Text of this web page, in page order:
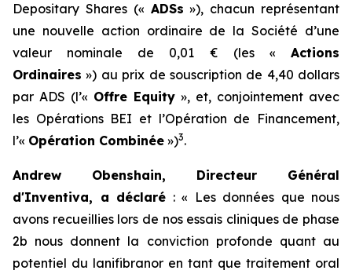
Depositary Shares(« ADSs »), chacun représentant
une nouvelle action ordinaire de la Société d’une
valeur nominale de 0,01 € (les « Actions
Ordinaires ») au prix de souscription de 4,40 dollars
par ADS (l’« Offre Equity », et, conjointement avec
les Opérations BEI et l’Opération de Financement,
l’« Opération Combinée »)3.
Andrew Obenshain, Directeur Général
d'Inventiva, a déclaré : « Les données que nous
avons recueillies lors de nos essais cliniques de phase
2b nous donnent la conviction profonde quant au
potentiel du lanifibranor en tant que traitement oral